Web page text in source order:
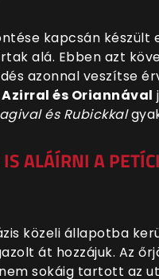
kapcsán
alá. Ebben azt
azonnal veszítse
és Oriannával
és Rubickkal
ALÁÍRNI A
közeli állapotba
át hozzájuk. Az
sokáig tartott az